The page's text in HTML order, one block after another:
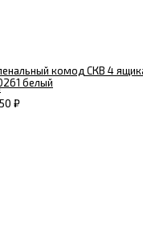
комод СКВ 4
белый
₽